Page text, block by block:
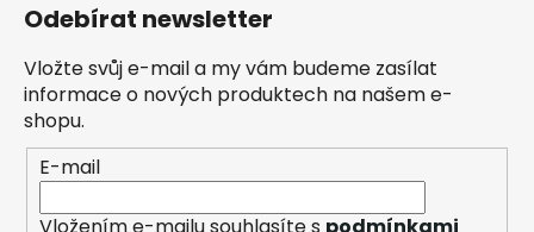
Odebírat newsletter
Vložte svůj e-mail a my vám budeme zasílat
informace o nových produktech na našem e-
shopu.
E-mail